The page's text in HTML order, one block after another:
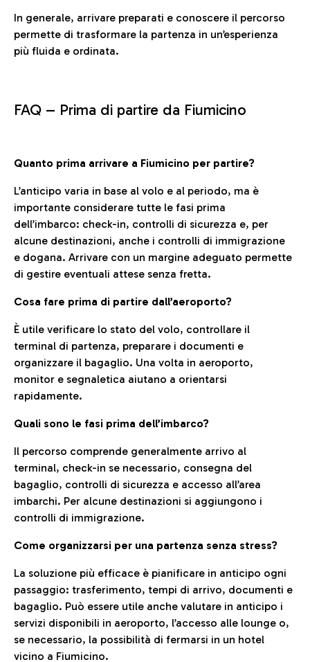
In generale, arrivare preparati e conoscere il percorso
permette di trasformare la partenza in un’esperienza
più fluida e ordinata.
FAQ – Prima di partire da Fiumicino
Quanto prima arrivare a Fiumicino per partire?
L’anticipo varia in base al volo e al periodo, ma è
importante considerare tutte le fasi prima
dell’imbarco: check-in, controlli di sicurezza e, per
alcune destinazioni, anche i controlli di immigrazione
e dogana. Arrivare con un margine adeguato permette
di gestire eventuali attese senza fretta.
Cosa fare prima di partire dall’aeroporto?
È utile verificare lo stato del volo, controllare il
terminal di partenza, preparare i documenti e
organizzare il bagaglio. Una volta in aeroporto,
monitor e segnaletica aiutano a orientarsi
rapidamente.
Quali sono le fasi prima dell’imbarco?
Il percorso comprende generalmente arrivo al
terminal, check-in se necessario, consegna del
bagaglio, controlli di sicurezza e accesso all’area
imbarchi. Per alcune destinazioni si aggiungono i
controlli di immigrazione.
Come organizzarsi per una partenza senza stress?
La soluzione più efficace è pianificare in anticipo ogni
passaggio: trasferimento, tempi di arrivo, documenti e
bagaglio. Può essere utile anche valutare in anticipo i
servizi disponibili in aeroporto, l’accesso alle lounge o,
se necessario, la possibilità di fermarsi in un hotel
vicino a Fiumicino.